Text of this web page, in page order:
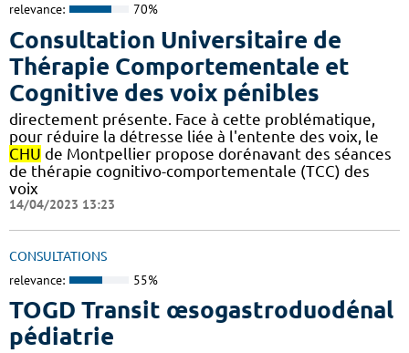
relevance: 70%
Consultation Universitaire de
Thérapie Comportementale et
Cognitive des voix pénibles
directement présente. Face à cette problématique,
pour réduire la détresse liée à l'entente des voix, le
CHU de Montpellier propose dorénavant des séances
de thérapie cognitivo-comportementale (TCC) des
voix
14/04/2023 13:23
CONSULTATIONS
relevance: 55%
TOGD Transit œsogastroduodénal
pédiatrie